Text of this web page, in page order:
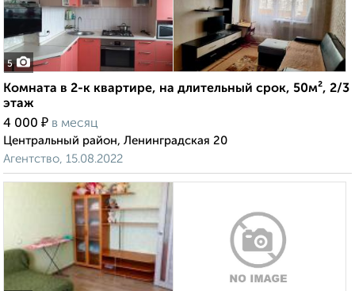
5
Комната в 2-к квартире, на длительный срок, 50м², 2/3
этаж
4 000 ₽ в месяц
Центральный район, Ленинградская 20
Агентство, 15.08.2022